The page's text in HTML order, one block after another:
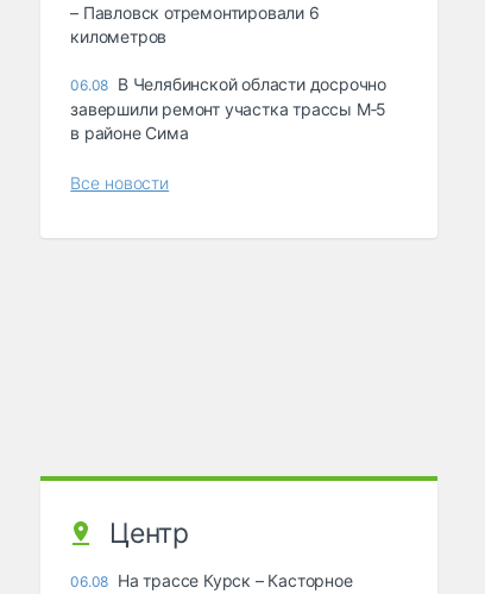
– Павловск отремонтировали 6
километров
06.08 В Челябинской области досрочно
завершили ремонт участка трассы М‑5
в районе Сима
Все новости
Центр
06.08 На трассе Курск – Касторное